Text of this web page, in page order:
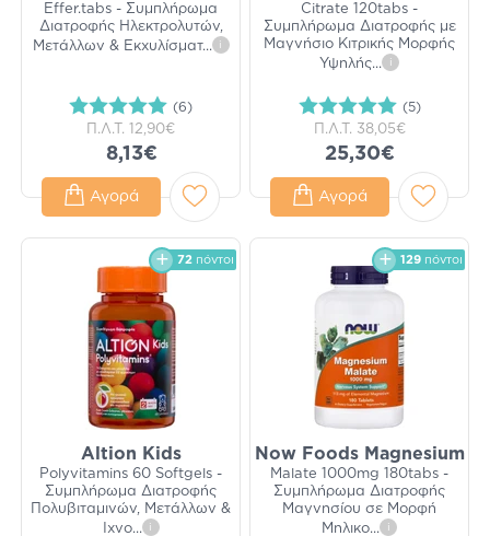
Effer.tabs - Συμπλήρωμα
Διατροφής Ηλεκτρολυτών,
Μετάλλων & Εκχυλίσματ... i
(6)
Π.Λ.Τ. 12,90€
8,13€
Αγορά
Citrate 120tabs -
Συμπλήρωμα Διατροφής με
Μαγνήσιο Κιτρικής Μορφής
Υψηλής... i
(5)
Π.Λ.Τ. 38,05€
25,30€
Αγορά
72 πόντοι
Altion Kids
Polyvitamins 60 Softgels -
Συμπλήρωμα Διατροφής
Πολυβιταμινών, Μετάλλων &
Ιχνο... i
129 πόντοι
Now Foods Magnesium
Malate 1000mg 180tabs -
Συμπλήρωμα Διατροφής
Μαγνησίου σε Μορφή
Μηλικο... i